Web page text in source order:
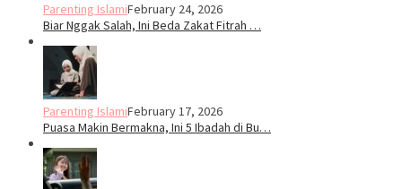
Parenting IslamiFebruary 24, 2026
Biar Nggak Salah, Ini Beda Zakat Fitrah …
Parenting IslamiFebruary 17, 2026
Puasa Makin Bermakna, Ini 5 Ibadah di Bu…